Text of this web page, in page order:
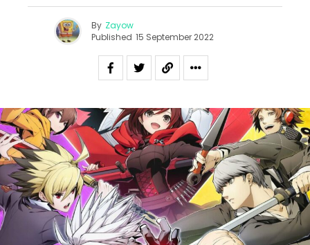
By Zayow
Published 15 September 2022
Flipboard
Reddit
Whatsapp
Email